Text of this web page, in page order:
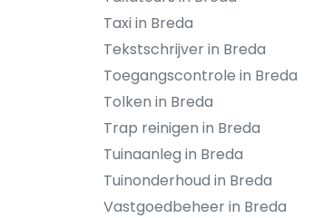
Taxi in Breda
Tekstschrijver in Breda
Toegangscontrole in Breda
Tolken in Breda
Trap reinigen in Breda
Tuinaanleg in Breda
Tuinonderhoud in Breda
Vastgoedbeheer in Breda